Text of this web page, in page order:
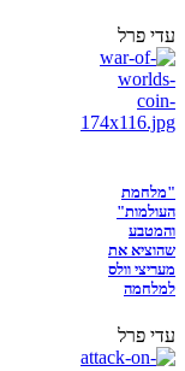
עדי פרל
"מלחמת
העולמות"
והמטבע
שהוציא את
מעריצי וולס
למלחמה
עדי פרל